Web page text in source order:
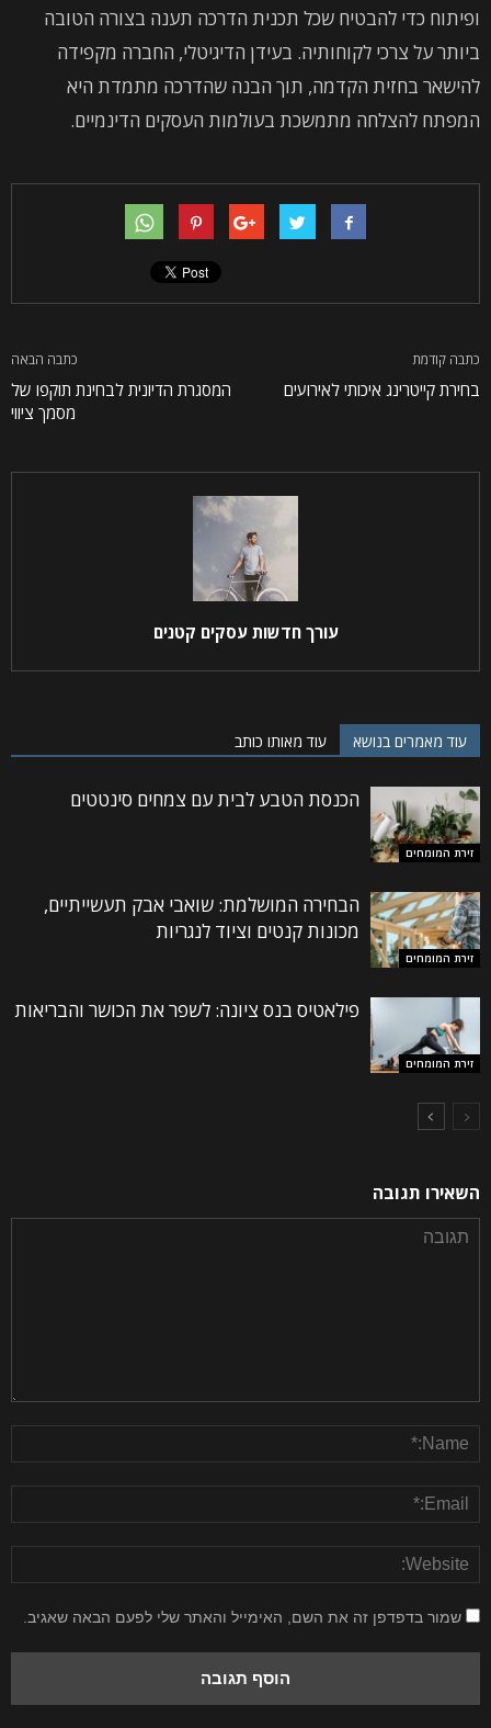
ופיתוח כדי להבטיח שכל תכנית הדרכה תענה בצורה הטובה
ביותר על צרכי לקוחותיה. בעידן הדיגיטלי, החברה מקפידה
להישאר בחזית הקדמה, תוך הבנה שהדרכה מתמדת היא
המפתח להצלחה מתמשכת בעולמות העסקים הדינמיים.
כתבה קודמת
בחירת קייטרינג איכותי לאירועים
כתבה הבאה
המסגרת הדיונית לבחינת תוקפו של
מסמך ציווי
עורך חדשות עסקים קטנים
עוד מאמרים בנושא עוד מאותו כותב
זירת המומחים
הכנסת הטבע לבית עם צמחים סינטטים
זירת המומחים
הבחירה המושלמת: שואבי אבק תעשייתיים,
מכונות קנטים וציוד לנגריות
זירת המומחים
פילאטיס בנס ציונה: לשפר את הכושר והבריאות
השאירו תגובה
שמור בדפדפן זה את השם, האימייל והאתר שלי לפעם הבאה שאגיב.